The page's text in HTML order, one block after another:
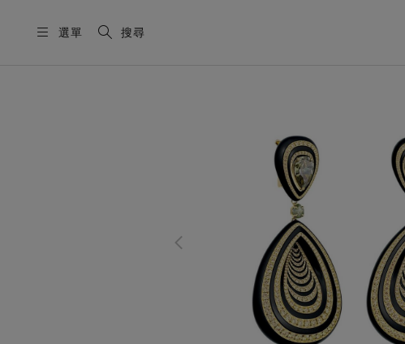
選單 搜尋
这是一个带有一张大图像和下面的缩略